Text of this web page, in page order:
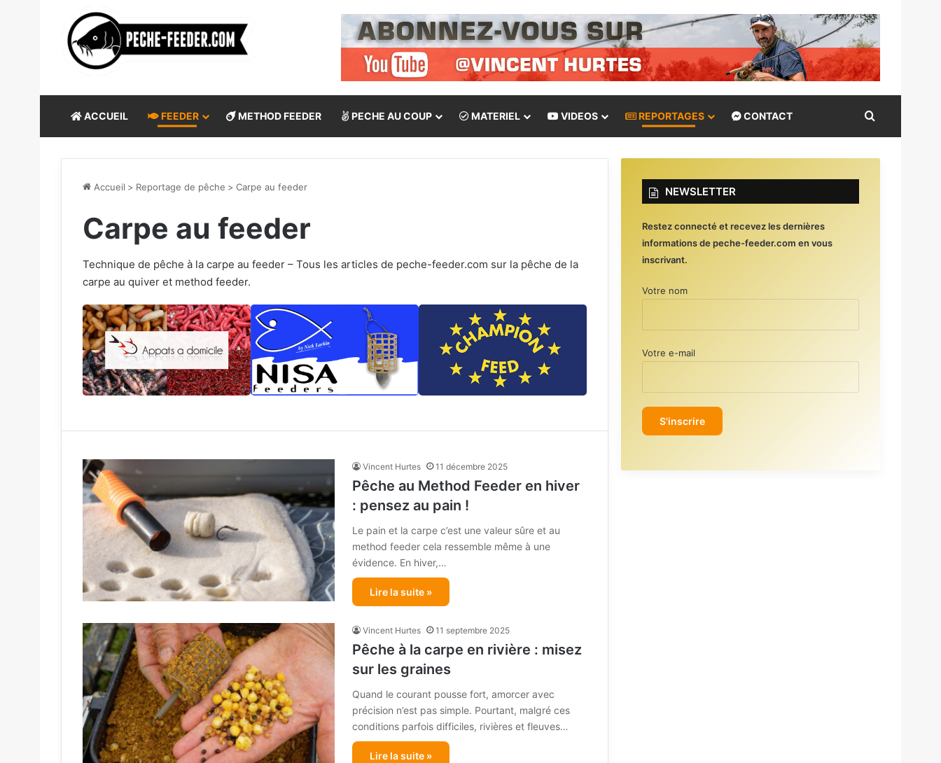
ACCUEIL FEEDER METHOD FEEDER PECHE AU COUP MATERIEL VIDEOS REPORTAGES CONTACT
Accueil > Reportage de pêche > Carpe au feeder
Carpe au feeder
Technique de pêche à la carpe au feeder – Tous les articles de peche-feeder.com sur la pêche de la
carpe au quiver et method feeder.
Vincent Hurtes 11 décembre 2025
Pêche au Method Feeder en hiver
: pensez au pain !
Le pain et la carpe c’est une valeur sûre et au
method feeder cela ressemble même à une
évidence. En hiver,…
Lire la suite »
Vincent Hurtes 11 septembre 2025
Pêche à la carpe en rivière : misez
sur les graines
Quand le courant pousse fort, amorcer avec
précision n’est pas simple. Pourtant, malgré ces
conditions parfois difficiles, rivières et fleuves…
Lire la suite »
NEWSLETTER
Restez connecté et recevez les dernières
informations de peche-feeder.com en vous
inscrivant.
Votre nom
Votre e-mail